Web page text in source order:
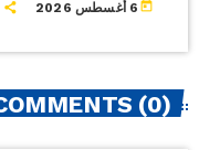
today 6 أغسطس 2026
(0)